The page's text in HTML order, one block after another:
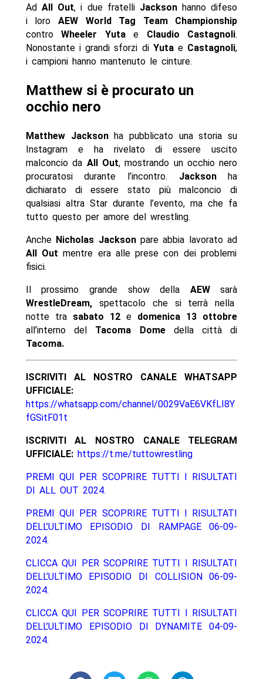
AdAll Out, i due fratelli Jacksonhanno difeso
i loro AEW World Tag Team Championship
controWheeler Yutae Claudio Castagnoli.
Nonostante i grandi sforzi di Yutae Castagnoli,
i campioni hanno mantenuto le cinture.
Matthew si è procurato un
occhio nero
Matthew Jacksonha pubblicato una storia su
Instagram e ha rivelato di essere uscito
malconcio da All Out, mostrando un occhio nero
procuratosi durante l’incontro. Jacksonha
dichiarato di essere stato più malconcio di
qualsiasi altra Star durante l’evento, ma che fa
tutto questo per amore del wrestling.
Anche Nicholas Jacksonpare abbia lavorato ad
All Out mentre era alle prese con dei problemi
fisici.
Il prossimo grande show della AEWsarà
WrestleDream, spettacolo che si terrà nella
notte tra sabato 12e domenica 13 ottobre
all’interno del Tacoma Domedella città di
Tacoma.
ISCRIVITI AL NOSTRO CANALE WHATSAPP
UFFICIALE:
https://whatsapp.com/channel/0029VaE6VKfLI8Y
fGSitF01t
ISCRIVITI AL NOSTRO CANALE TELEGRAM
UFFICIALE: https://t.me/tuttowrestling
PREMI QUI PER SCOPRIRE TUTTI I RISULTATI
DI ALL OUT 2024.
PREMI QUI PER SCOPRIRE TUTTI I RISULTATI
DELL’ULTIMO EPISODIO DI RAMPAGE 06-09-
2024.
CLICCA QUI PER SCOPRIRE TUTTI I RISULTATI
DELL’ULTIMO EPISODIO DI COLLISION 06-09-
2024.
CLICCA QUI PER SCOPRIRE TUTTI I RISULTATI
DELL’ULTIMO EPISODIO DI DYNAMITE 04-09-
2024.